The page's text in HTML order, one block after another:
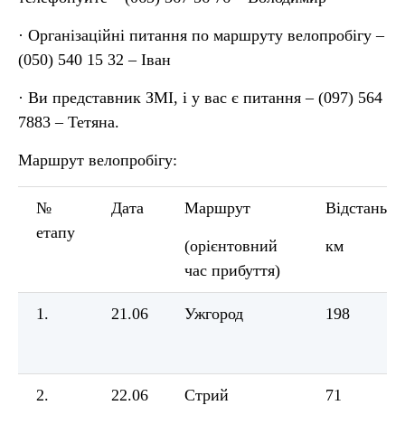
· Організаційні питання по маршруту велопробігу –
(050) 540 15 32 – Іван
· Ви представник ЗМІ, і у вас є питання – (097) 564
7883 – Тетяна.
Маршрут велопробігу:
№
етапу
Дата Маршрут
(орієнтовний
час прибуття)
Відстань,
км
1. 21.06 Ужгород 198
2. 22.06 Стрий 71